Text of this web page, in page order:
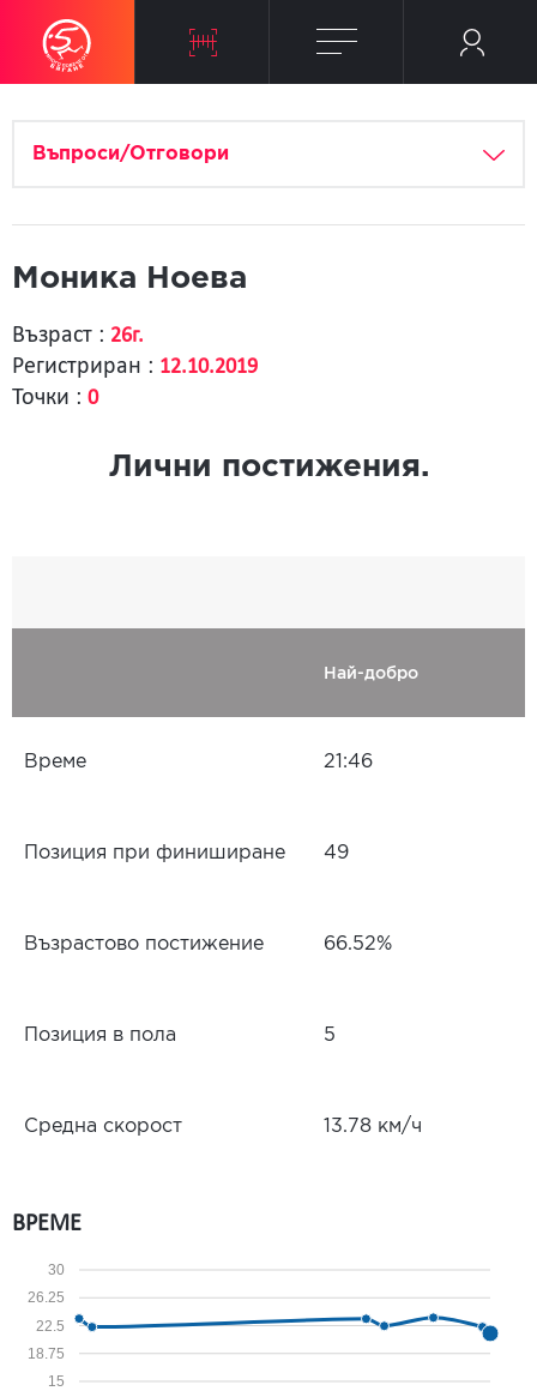
Въпроси/Отговори
Моника Ноева
Възраст : 26г.
Регистриран : 12.10.2019
Точки : 0
Лични постижения.
Най-добро
Време 21:46
Позиция при финиширане 49
Възрастово постижение 66.52%
Позиция в пола 5
Средна скорост 13.78 км/ч
ВРЕМЕ
15
18.75
22.5
26.25
30